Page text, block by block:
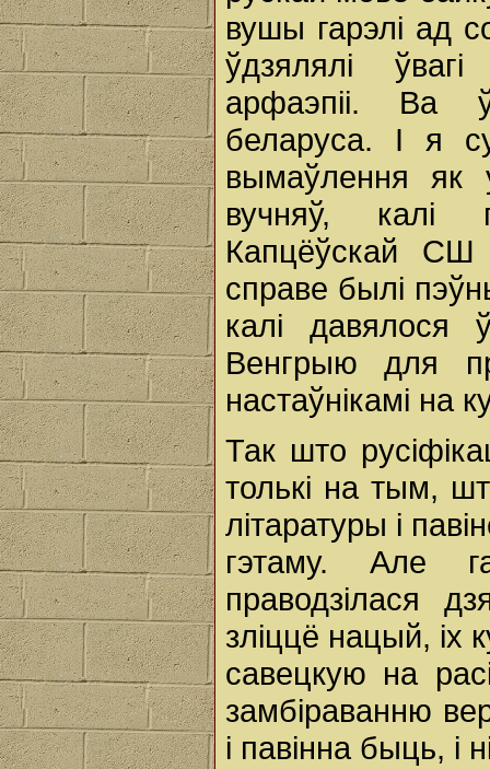
вушы гарэлі ад
ўдзялялі
арфаэпіі. Ва
беларуса. І я
вымаўлення як
вучняў, калі
Капцёўскай СШ
справе былі
калі
Венгрыю для
настаўнікамі на
Так што
толькі на тым,
літаратуры і
гэтаму. Але
праводзілася
зліццё нацый, іх
савецкую на
замбіраванню
і павінна быць, і